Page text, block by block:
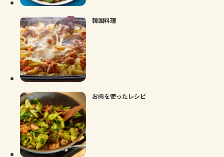
韓国料理
お肉を使ったレシピ